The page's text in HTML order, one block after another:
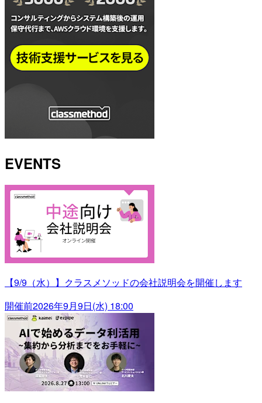
EVENTS
【9/9（水）】クラスメソッドの会社説明会を開催します
開催前2026年9月9日(水) 18:00